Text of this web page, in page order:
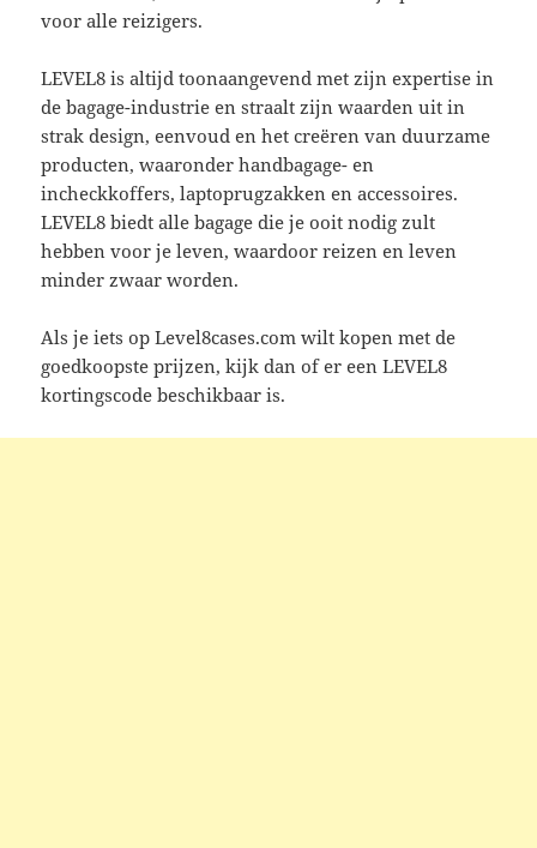
voor alle reizigers.
LEVEL8 is altijd toonaangevend met zijn expertise in
de bagage-industrie en straalt zijn waarden uit in
strak design, eenvoud en het creëren van duurzame
producten, waaronder handbagage- en
incheckkoffers, laptoprugzakken en accessoires.
LEVEL8 biedt alle bagage die je ooit nodig zult
hebben voor je leven, waardoor reizen en leven
minder zwaar worden.
Als je iets op Level8cases.com wilt kopen met de
goedkoopste prijzen, kijk dan of er een LEVEL8
kortingscode beschikbaar is.